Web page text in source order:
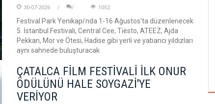
30-07-2026 1052
Festival Park Yenikapı'nda 1-16 Ağustos'ta düzenlenecek
5. İstanbul Festivali, Central Cee, Tiësto, ATEEZ, Ajda
Pekkan, Mor ve Ötesi, Hadise gibi yerli ve yabancı yıldızları
aynı sahnede buluşturacak
ÇATALCA FİLM FESTİVALİ İLK ONUR
ÖDÜLÜNÜ HALE SOYGAZİ'YE
VERİYOR